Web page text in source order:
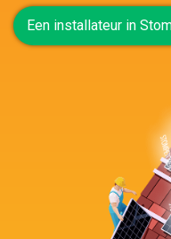
Een installateur in